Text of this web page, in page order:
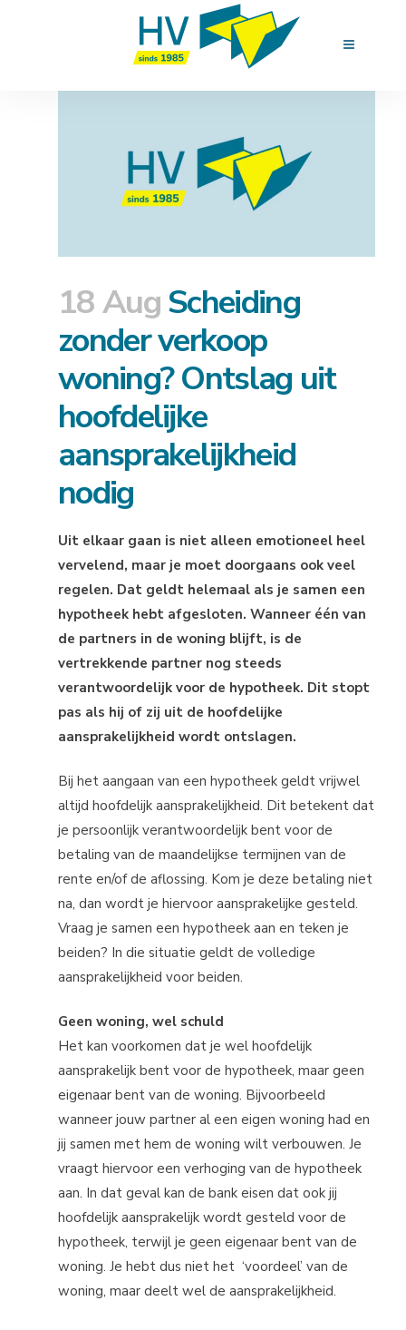
18 AugScheiding
zonder verkoop
woning? Ontslag uit
hoofdelijke
aansprakelijkheid
nodig
Uit elkaar gaan is niet alleen emotioneel heel
vervelend, maar je moet doorgaans ook veel
regelen. Dat geldt helemaal als je samen een
hypotheek hebt afgesloten. Wanneer één van
de partners in de woning blijft, is de
vertrekkende partner nog steeds
verantwoordelijk voor de hypotheek. Dit stopt
pas als hij of zij uit de hoofdelijke
aansprakelijkheid wordt ontslagen.
Bij het aangaan van een hypotheek geldt vrijwel
altijd hoofdelijk aansprakelijkheid. Dit betekent dat
je persoonlijk verantwoordelijk bent voor de
betaling van de maandelijkse termijnen van de
rente en/of de aflossing. Kom je deze betaling niet
na, dan wordt je hiervoor aansprakelijke gesteld.
Vraag je samen een hypotheek aan en teken je
beiden? In die situatie geldt de volledige
aansprakelijkheid voor beiden.
Geen woning, wel schuld
Het kan voorkomen dat je wel hoofdelijk
aansprakelijk bent voor de hypotheek, maar geen
eigenaar bent van de woning. Bijvoorbeeld
wanneer jouw partner al een eigen woning had en
jij samen met hem de woning wilt verbouwen. Je
vraagt hiervoor een verhoging van de hypotheek
aan. In dat geval kan de bank eisen dat ook jij
hoofdelijk aansprakelijk wordt gesteld voor de
hypotheek, terwijl je geen eigenaar bent van de
woning. Je hebt dus niet het ‘voordeel’ van de
woning, maar deelt wel de aansprakelijkheid.